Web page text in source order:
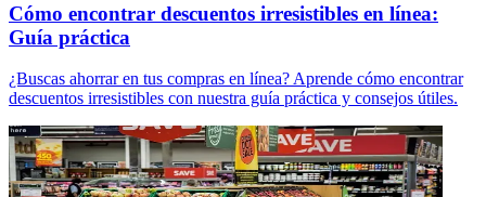
Cómo encontrar descuentos irresistibles en línea:
Guía práctica
¿Buscas ahorrar en tus compras en línea? Aprende cómo encontrar
descuentos irresistibles con nuestra guía práctica y consejos útiles.